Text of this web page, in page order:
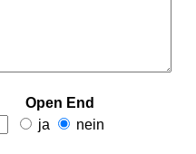
Open End
ja
nein